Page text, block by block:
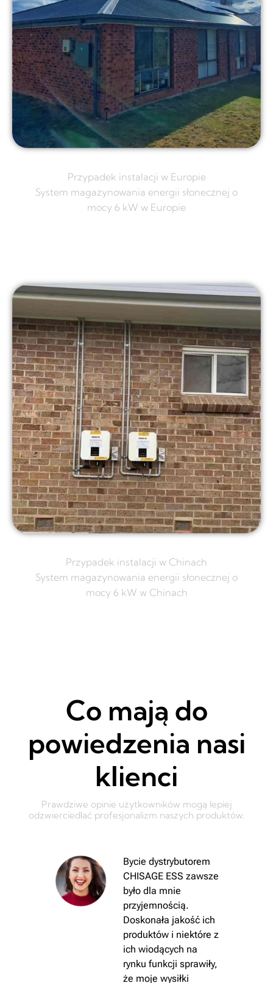
Przypadek instalacji w Europie
System magazynowania energii słonecznej o
mocy 6 kW w Europie
Przypadek instalacji w Chinach
System magazynowania energii słonecznej o
mocy 6 kW w Chinach
Co mają do
powiedzenia nasi
klienci
Prawdziwe opinie użytkowników mogą lepiej
odzwierciedlać profesjonalizm naszych produktów.
Bycie dystrybutorem
CHISAGE ESS zawsze
było dla mnie
przyjemnością.
Doskonała jakość ich
produktów i niektóre z
ich wiodących na
rynku funkcji sprawiły,
że moje wysiłki